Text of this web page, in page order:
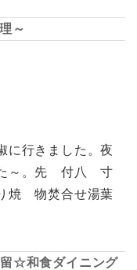
～
に行きました。夜
た～。先 付八 寸
焼 物焚合せ湯葉
☆和食ダイニング